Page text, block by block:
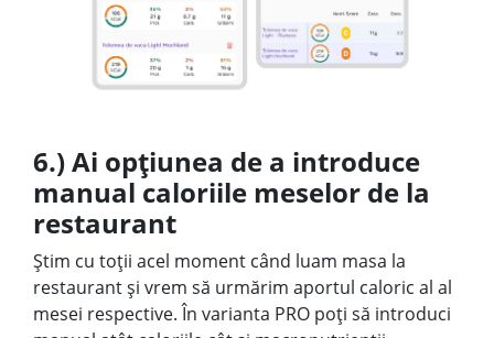
6.) Ai opțiunea de a introduce
manual caloriile meselor de la
restaurant
Știm cu toții acel moment când luam masa la
restaurant și vrem să urmărim aportul caloric al al
mesei respective. În varianta PRO poți să introduci